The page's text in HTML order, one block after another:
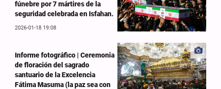
fúnebre por 7 mártires de la
seguridad celebrada en Isfahan.
2026-01-18 19:08
Informe fotográfico | Ceremonia
de floración del sagrado
santuario de la Excelencia
Fátima Masuma (la paz sea con